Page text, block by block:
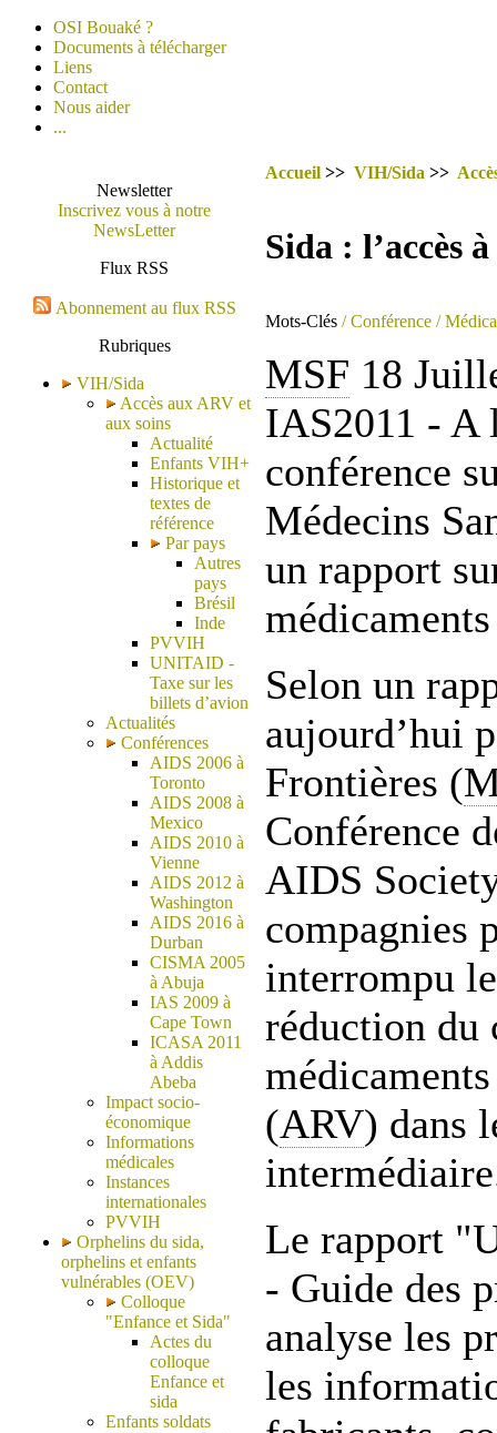
OSI Bouaké ?
Documents à télécharger
Liens
Contact
Nous aider
...
Newsletter
Inscrivez vous à notre
NewsLetter
Flux RSS
Abonnement au flux RSS
Rubriques
VIH/Sida
Accès aux ARV et
aux soins
Actualité
Enfants VIH+
Historique et
textes de
référence
Par pays
Autres
pays
Brésil
Inde
PVVIH
UNITAID -
Taxe sur les
billets d’avion
Actualités
Conférences
AIDS 2006 à
Toronto
AIDS 2008 à
Mexico
AIDS 2010 à
Vienne
AIDS 2012 à
Washington
AIDS 2016 à
Durban
CISMA 2005
à Abuja
IAS 2009 à
Cape Town
ICASA 2011
à Addis
Abeba
Impact socio-
économique
Informations
médicales
Instances
internationales
PVVIH
Orphelins du sida,
orphelins et enfants
vulnérables (OEV)
Colloque
"Enfance et Sida"
Actes du
colloque
Enfance et
sida
Enfants soldats
Accueil >> VIH/Sida >>
Sida : l’accès
Mots-Clés / Conférence /
MSF 18
IAS2011 - A
conférence
Médecins
un rapport
Selon un
aujourd’hui
Frontières (
Conférence
AIDS
compagnies
interrompu
réduction du
(ARV) dans
Le rapport
- Guide des
analyse les
les